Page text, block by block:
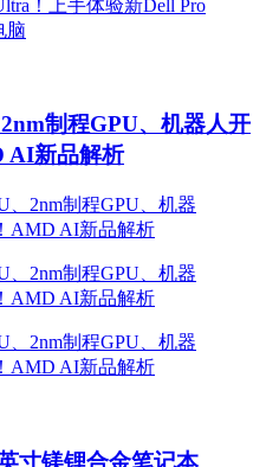
制程GPU、机器人开
AI新品解析
寸镁锂合金笔记本